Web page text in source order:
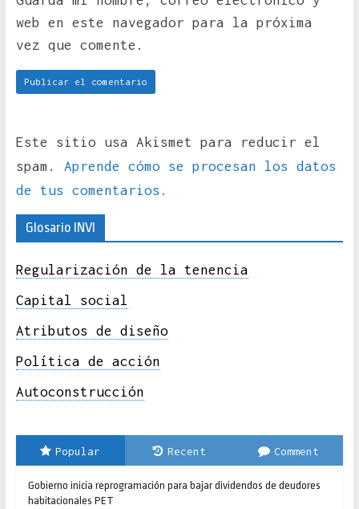
web en este navegador para la próxima
vez que comente.
Este sitio usa Akismet para reducir el
spam. Aprende cómo se procesan los datos
de tus comentarios.
Glosario INVI
Regularización de la tenencia
Capital social
Atributos de diseño
Política de acción
Autoconstrucción
Popular Recent Comment
Gobierno inicia reprogramación para bajar dividendos de deudores
habitacionales PET